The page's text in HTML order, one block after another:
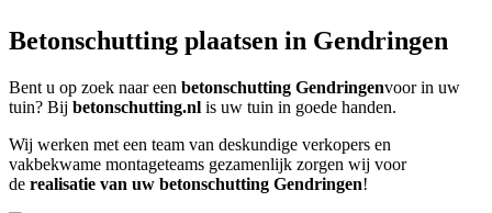
Betonschutting plaatsen in Gendringen
Bent u op zoek naar een betonschutting Gendringenvoor in uw
tuin? Bij betonschutting.nl is uw tuin in goede handen.
Wij werken met een team van deskundige verkopers en
vakbekwame montageteams gezamenlijk zorgen wij voor
de realisatie van uw betonschutting Gendringen!